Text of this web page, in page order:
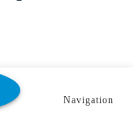
Navigation